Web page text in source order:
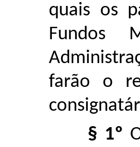
quais os
Fundos
farão o
§ 1º